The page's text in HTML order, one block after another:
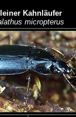
Kahnläufer
micropterus